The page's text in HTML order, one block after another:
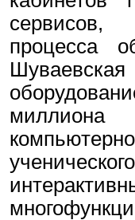
сервисов,
процесса